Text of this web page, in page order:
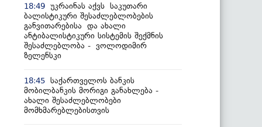
18:49 უკრაინას აქვს საკუთარი
ბალისტიკური შესაძლებლობების
განვითარებისა და ახალი
ანტიბალისტიკური სისტემის შექმნის
შესაძლებლობა - ვოლოდიმირ
ზელენსკი
18:45 საქართველოს ბანკის
მობილბანკის მორიგი განახლება -
ახალი შესაძლებლობები
მომხმარებლებისთვის